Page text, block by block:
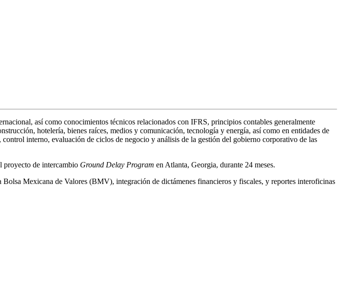
así como conocimientos técnicos relacionados con IFRS, principios contables generalmente
hotelería, bienes raíces, medios y comunicación, tecnología y energía, así como en entidades de
interno, evaluación de ciclos de negocio y análisis de la gestión del gobierno corporativo de las
proyecto de intercambio Ground Delay Program en Atlanta, Georgia, durante 24 meses.
Mexicana de Valores (BMV), integración de dictámenes financieros y fiscales, y reportes interoficinas